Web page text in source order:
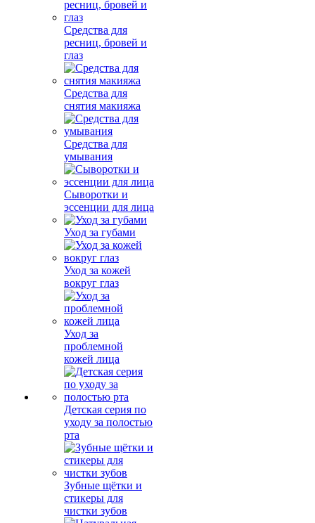
Средства для
ресниц, бровей и
глаз
Средства для
снятия макияжа
Средства для
умывания
Сыворотки и
эссенции для лица
Уход за губами
Уход за кожей
вокруг глаз
Уход за
проблемной
кожей лица
Детская серия по
уходу за полостью
рта
Зубные щётки и
стикеры для
чистки зубов